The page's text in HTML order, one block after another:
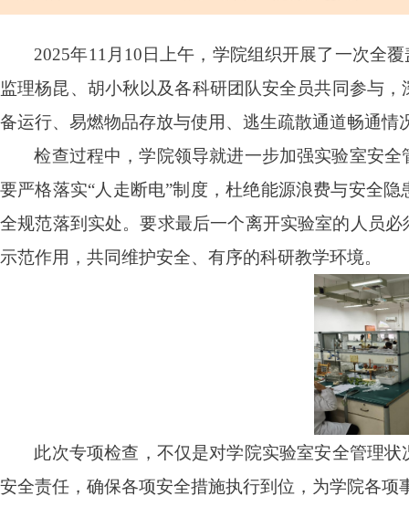
2025年11月10日上午，学院组织开展了一次全
监理杨昆、胡小秋以及各科研团队安全员共同参与
备运行、易燃物品存放与使用、逃生疏散通道畅通
检查过程中，学院领导就进一步加强实验室安
要严格落实“人走断电”制度，杜绝能源浪费与安全
全规范落到实处。要求最后一个离开实验室的人员
示范作用，共同维护安全、有序的科研教学环境。
此次专项检查，不仅是对学院实验室安全管理
安全责任，确保各项安全措施执行到位，为学院各